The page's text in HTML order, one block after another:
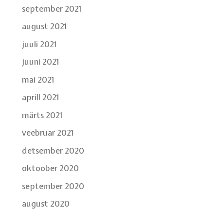
september 2021
august 2021
juuli 2021
juuni 2021
mai 2021
aprill 2021
märts 2021
veebruar 2021
detsember 2020
oktoober 2020
september 2020
august 2020